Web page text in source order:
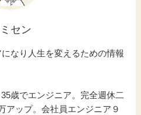
ミセン
なり人生を変えるための情報
歳でエンジニア。完全週休二
アップ。会社員エンジニア９